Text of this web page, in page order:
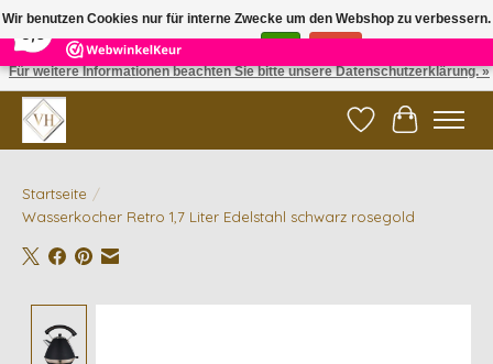
5 Reviews ×
✓ Gratis verzending vanaf €200 | ✓ 14 dagen retourneren
Wunschzettel
Ihr
Startseite /
Wasserkocher Retro 1,7 Liter Edelstahl schwarz rosegold
Wir benutzen Cookies nur für interne Zwecke um den Webshop zu verbessern.
Ist das in Ordnung?
Für weitere Informationen beachten Sie bitte unsere Datenschutzerklärung. »